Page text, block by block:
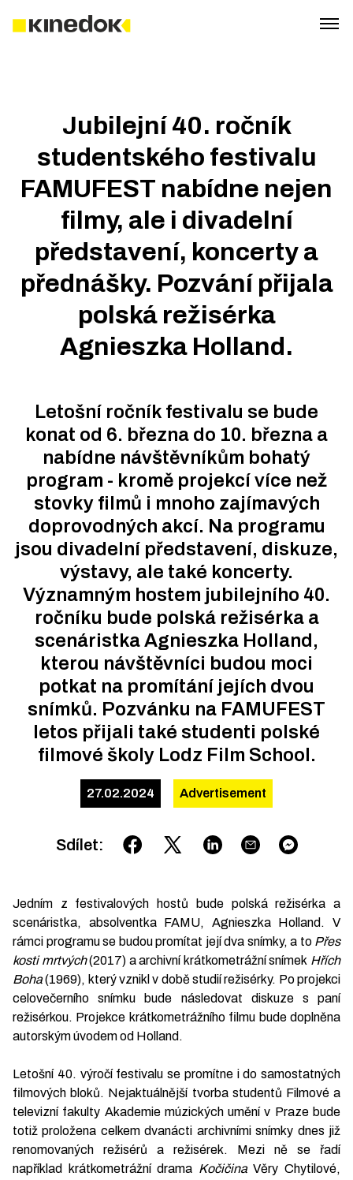
Jubilejní 40. ročník
studentského festivalu
FAMUFEST nabídne nejen
filmy, ale i divadelní
představení, koncerty a
přednášky. Pozvání přijala
polská režisérka
Agnieszka Holland.
Letošní ročník festivalu se bude
konat od 6. března do 10. března a
nabídne návštěvníkům bohatý
program - kromě projekcí více než
stovky filmů i mnoho zajímavých
doprovodných akcí. Na programu
jsou divadelní představení, diskuze,
výstavy, ale také koncerty.
Významným hostem jubilejního 40.
ročníku bude polská režisérka a
scenáristka Agnieszka Holland,
kterou návštěvníci budou moci
potkat na promítání jejích dvou
snímků. Pozvánku na FAMUFEST
letos přijali také studenti polské
filmové školy Lodz Film School.
27.02.2024 Advertisement
Sdílet:
Jedním z festivalových hostů bude polská režisérka a
scenáristka, absolventka FAMU, Agnieszka Holland. V
rámci programu se budou promítat její dva snímky, a to Přes
kosti mrtvých(2017) a archivní krátkometrážní snímek Hřích
Boha(1969), který vznikl v době studií režisérky. Po projekci
celovečerního snímku bude následovat diskuze s paní
režisérkou. Projekce krátkometrážního filmu bude doplněna
autorským úvodem od Holland.
Letošní 40. výročí festivalu se promítne i do samostatných
filmových bloků. Nejaktuálnější tvorba studentů Filmové a
televizní fakulty Akademie múzických umění v Praze bude
totiž proložena celkem dvanácti archivními snímky dnes již
renomovaných režisérů a režisérek. Mezi ně se řadí
například krátkometrážní drama KočičinaVěry Chytilové,